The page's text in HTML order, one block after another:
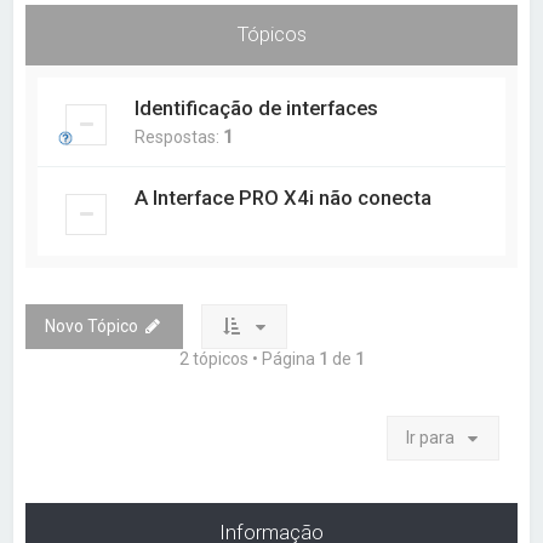
a
Tópicos
Identificação de interfaces
Respostas: 1
A Interface PRO X4i não conecta
Novo Tópico
2 tópicos • Página 1 de 1
Ir para
Informação